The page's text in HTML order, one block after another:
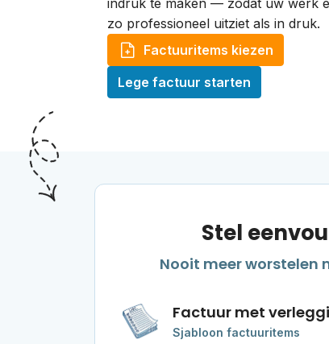
indruk te maken — zodat uw werk
zo professioneel uitziet als in druk.
Factuuritems kiezen
Lege factuur starten
Stel
Nooit meer worstelen
Factuur met
Sjabloon factuuritems